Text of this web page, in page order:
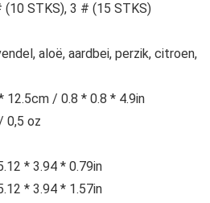
(10 STKS), 3 # (15 STKS)
aloë, aardbei, perzik, citroen,
/ 0.8 * 0.8 * 4.9in
0,5 oz
* 3.94 * 0.79in
* 3.94 * 1.57in